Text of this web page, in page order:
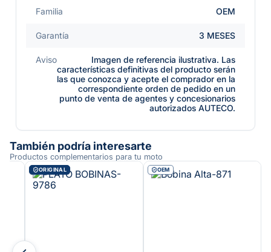
Familia OEM
Garantía 3 MESES
Aviso
Imagen de referencia ilustrativa. Las
características definitivas del producto serán
las que conozca y acepte el comprador en la
correspondiente orden de pedido en un
punto de venta de agentes y concesionarios
autorizados AUTECO.
También podría interesarte
Productos complementarios para tu moto
ORIGINAL OEM